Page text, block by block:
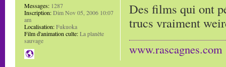
Des films qui ont
trucs vraiment
www.rascagnes.com
Messages: 1287
Inscription:Dim Nov 05, 2006 10:07
am
Localisation:Fukuoka
Film d'animation culte:La planète
sauvage